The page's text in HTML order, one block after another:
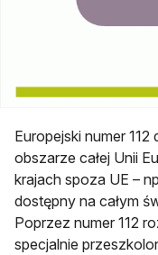
Europejski numer
obszarze całej Unii
krajach spoza UE –
dostępny na całym
Poprzez numer 112
specjalnie